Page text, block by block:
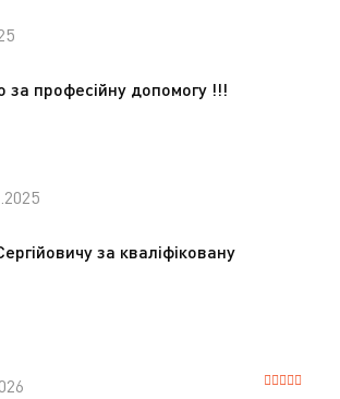
за професійну допомогу !!!
за кваліфіковану